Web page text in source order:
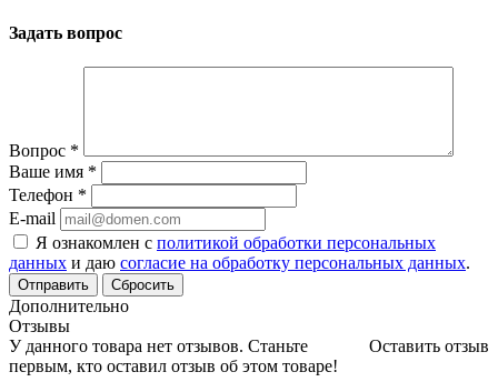
Задать вопрос
Вопрос *
Ваше имя *
Телефон *
E-mail
Я ознакомлен с политикой обработки персональных
данных и даю согласие на обработку персональных данных.
Сбросить
Дополнительно
Отзывы
Оставить отзыв
У данного товара нет отзывов. Станьте
первым, кто оставил отзыв об этом товаре!